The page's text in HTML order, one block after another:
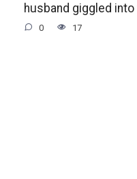
husband giggled into
0 17